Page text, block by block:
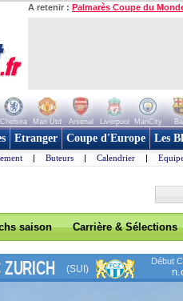
A retenir : Palmarès Coupe du
Chelsea Man Utd Arsenal Liverpool ManCity
Etranger Coupe d'Europe Les
| Buteurs | Calendrier |
saison Carrière & Sélections
ZURICH (SUI)
Début